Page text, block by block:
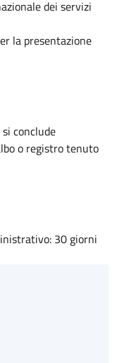
dei servizi
la presentazione
conclude
o registro tenuto
30 giorni